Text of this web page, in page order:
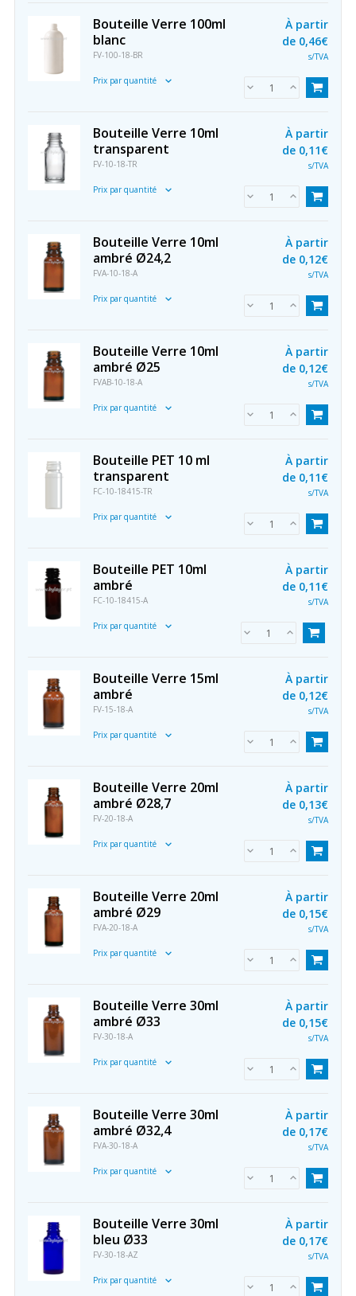
Bouteille Verre 100ml
blanc
FV-100-18-BR
Prix par quantité
À partir
de 0,46€
s/TVA
Bouteille Verre 10ml
transparent
FV-10-18-TR
Prix par quantité
À partir
de 0,11€
s/TVA
Bouteille Verre 10ml
ambré Ø24,2
FVA-10-18-A
Prix par quantité
À partir
de 0,12€
s/TVA
Bouteille Verre 10ml
ambré Ø25
FVAB-10-18-A
Prix par quantité
À partir
de 0,12€
s/TVA
Bouteille PET 10 ml
transparent
FC-10-18415-TR
Prix par quantité
À partir
de 0,11€
s/TVA
Bouteille PET 10ml
ambré
FC-10-18415-A
Prix par quantité
À partir
de 0,11€
s/TVA
Bouteille Verre 15ml
ambré
FV-15-18-A
Prix par quantité
À partir
de 0,12€
s/TVA
Bouteille Verre 20ml
ambré Ø28,7
FV-20-18-A
Prix par quantité
À partir
de 0,13€
s/TVA
Bouteille Verre 20ml
ambré Ø29
FVA-20-18-A
Prix par quantité
À partir
de 0,15€
s/TVA
Bouteille Verre 30ml
ambré Ø33
FV-30-18-A
Prix par quantité
À partir
de 0,15€
s/TVA
Bouteille Verre 30ml
ambré Ø32,4
FVA-30-18-A
Prix par quantité
À partir
de 0,17€
s/TVA
Bouteille Verre 30ml
bleu Ø33
FV-30-18-AZ
Prix par quantité
À partir
de 0,17€
s/TVA